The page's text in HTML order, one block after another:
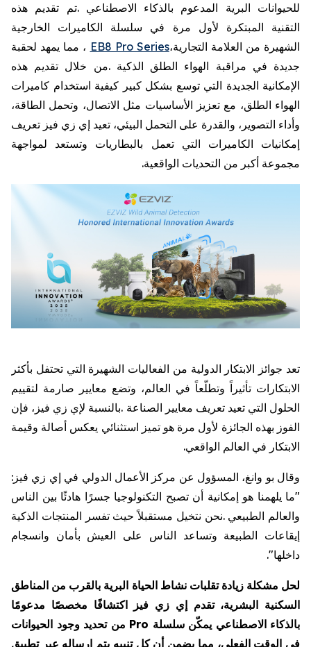
للحيوانات البرية المدعوم بالذكاء الاصطناعي .تم تقديم هذه
التقنية
المبتكرة لأول مرة في سلسلة الكاميرات
الخارجية
الشهيرة من العلامة التجارية،EB8 Pro Series ، مما يمهد لحقبة
جديدة في مراقبة الهواء الطلق الذكية .من خلال تقديم هذه
الإمكانية الجديدة التي توسع بشكل كبير كيفية استخدام كاميرات
الهواء الطلق، مع تعزيز الأساسيات مثل الاتصال، وتحمل الطاقة،
وأداء التصوير، والقدرة على التحمل البيئي، تعيد إي زي فيز تعريف
إمكانيات
الكاميرات التي تعمل بالبطاريات وتستعد
لمواجهة
مجموعة أكبر من التحديات الواقعية.
تعد جوائز الابتكار الدولية من الفعاليات الشهيرة التي تحتفل بأكثر
الابتكارات تأثيراً وتطلّعاً في العالم، وتضع معايير صارمة لتقييم
الحلول التي تعيد تعريف معايير الصناعة .بالنسبة لإي زي فيز، فإن
الفوز بهذه الجائزة لأول مرة هو تميز استثنائي يعكس أصالة وقيمة
الابتكار في العالم الواقعي.
وقال بو وانغ، المسؤول عن مركز الأعمال الدولي في إي زي فيز :
"ما يلهمنا هو إمكانية أن تصبح التكنولوجيا جسرًا هادئًا بين الناس
والعالم الطبيعي .نحن نتخيل مستقبلاً حيث تفسر المنتجات الذكية
إيقاعات الطبيعة وتساعد الناس على العيش بأمان وانسجام
داخلها."
لحل مشكلة زيادة تقلبات نشاط الحياة البرية بالقرب من المناطق
السكنية البشرية، تقدم إي زي فيز اكتشافًا مخصصًا مدعومًا
بالذكاء الاصطناعي يمكّن سلسلة Pro من تحديد وجود الحيوانات
في الوقت الفعلي، مما يضمن أن كل تنبيه يتم إرساله عبر تطبيق